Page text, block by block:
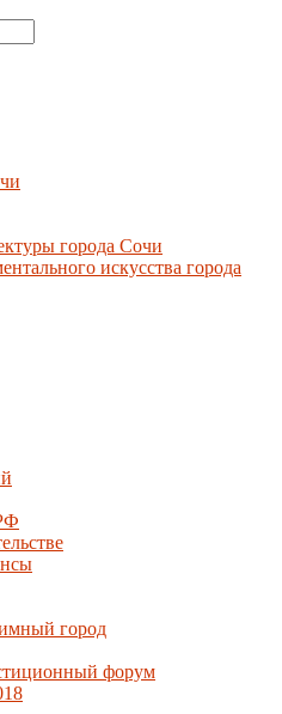
города Сочи
искусства города
город
форум